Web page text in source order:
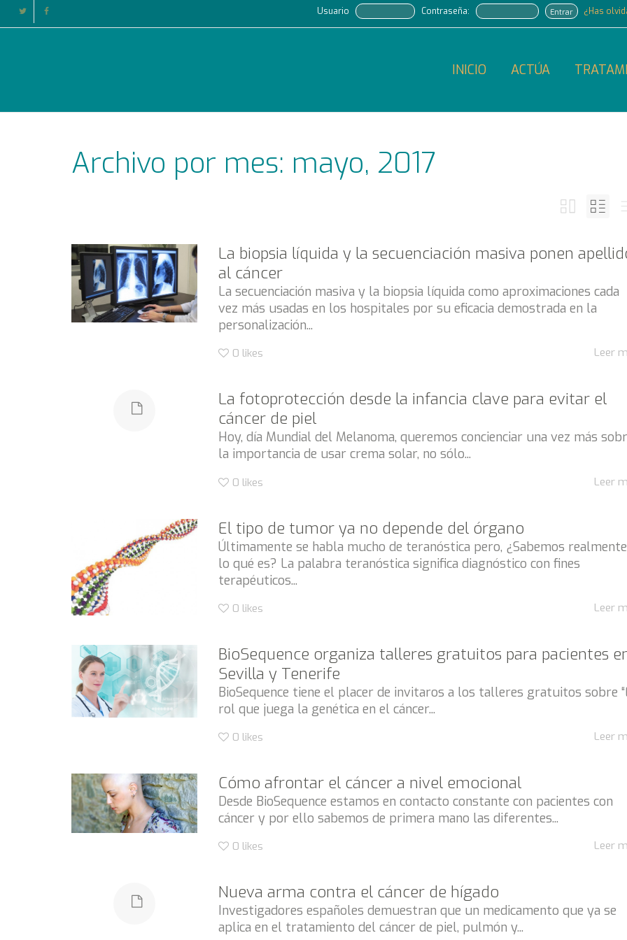
Usuario Contraseña: Entrar ¿Has
INICIO ACTÚA
Archivo por mes: mayo, 2017
La biopsia líquida y la secuenciación masiva ponen
al cáncer
La secuenciación masiva y la biopsia líquida como aproximaciones cada
vez más usadas en los hospitales por su eficacia demostrada en la
personalización...
0 likes Leer
La fotoprotección desde la infancia clave para evitar el
cáncer de piel
Hoy, día Mundial del Melanoma, queremos concienciar una vez más
la importancia de usar crema solar, no sólo...
0 likes Leer
El tipo de tumor ya no depende del órgano
Últimamente se habla mucho de teranóstica pero, ¿Sabemos realmente
lo qué es? La palabra teranóstica significa diagnóstico con fines
terapéuticos...
0 likes Leer
BioSequence organiza talleres gratuitos para pacientes
Sevilla y Tenerife
BioSequence tiene el placer de invitaros a los talleres gratuitos sobre
rol que juega la genética en el cáncer...
0 likes Leer
Cómo afrontar el cáncer a nivel emocional
Desde BioSequence estamos en contacto constante con pacientes con
cáncer y por ello sabemos de primera mano las diferentes...
0 likes Leer
Nueva arma contra el cáncer de hígado
Investigadores españoles demuestran que un medicamento que ya se
aplica en el tratamiento del cáncer de piel, pulmón y...